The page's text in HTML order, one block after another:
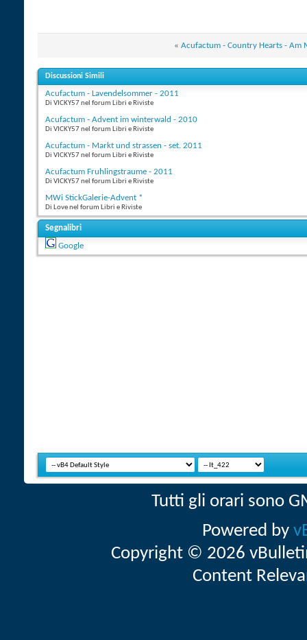
« Acufactum - Country Hearts - Am
Discussioni Simili
Acufactum - Lavendelsommer - 2011
Di VICKY57 nel forum Libri e Riviste
Acufactum - Advent im winterwald - 2010
Di VICKY57 nel forum Libri e Riviste
Acufactum - Markt und strassen - set. 2011
Di VICKY57 nel forum Libri e Riviste
Acufactum Fruhlingstraume - 2011
Di VICKY57 nel forum Libri e Riviste
MWi StickGalerie-Advent *
Di Love nel forum Libri e Riviste
Segnalibri
Google
Tutti gli orari sono
Powered by
Copyright © 2026
Content